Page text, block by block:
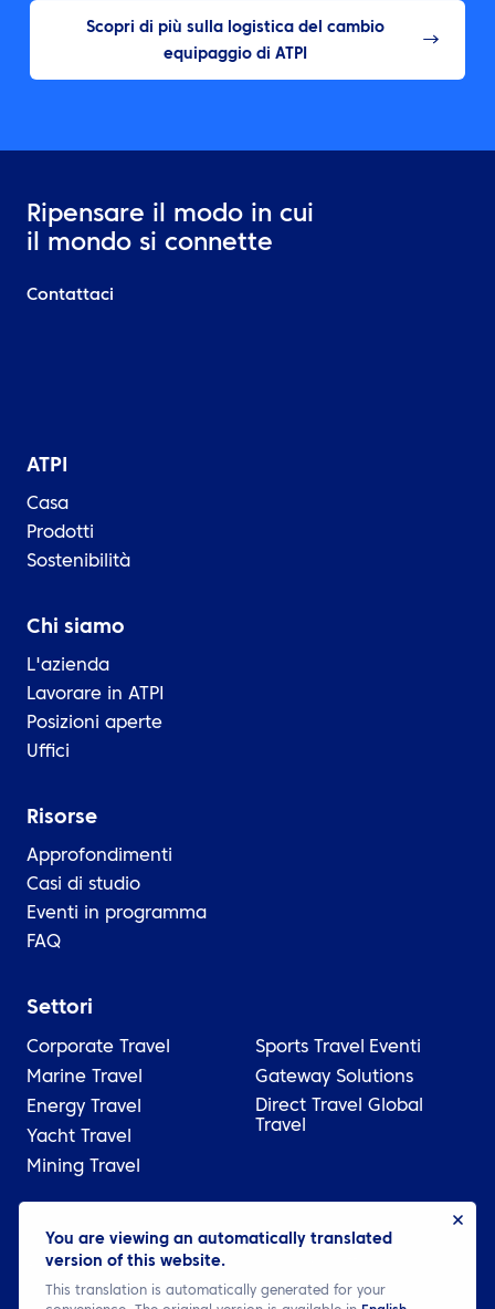
You are viewing an automatically translated
version of this website.
This translation is automatically generated for your
Scopri di più sulla logistica del cambio
equipaggio di ATPI
Ripensare il modo in cui
il mondo si connette
Contattaci
ATPI
Casa
Prodotti
Sostenibilità
Chi siamo
L'azienda
Lavorare in ATPI
Posizioni aperte
Uffici
Risorse
Approfondimenti
Casi di studio
Eventi in programma
FAQ
Settori
Corporate Travel
Marine Travel
Energy Travel
Yacht Travel
Mining Travel
Sports Travel
Eventi
Gateway Solutions
Direct Travel Global
Travel
© 2026 ATPI
Legale
Informativa sulla privacy